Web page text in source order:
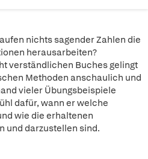
nichts sagender Zahlen die
herausarbeiten?
verständlichen Buches gelingt
Methoden anschaulich und
vieler Übungsbeispiele
dafür, wann er welche
wie die erhaltenen
und darzustellen sind.